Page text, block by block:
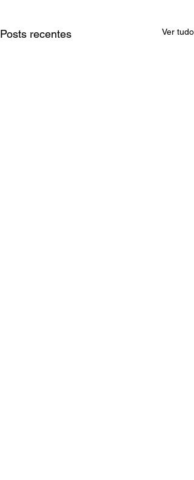
Posts recentes Ver tudo